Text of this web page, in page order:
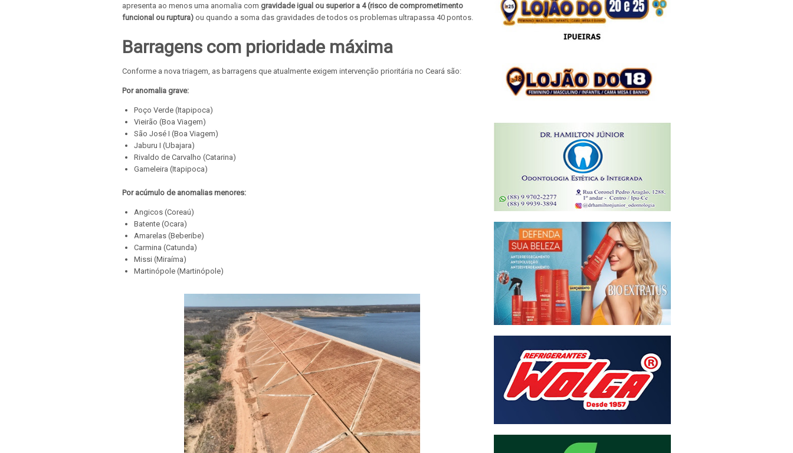
apresenta ao menos uma anomalia com gravidade igual ou superior a 4 (risco de comprometimento
funcional ou ruptura) ou quando a soma das gravidades de todos os problemas ultrapassa 40 pontos.
Barragens com prioridade máxima
Conforme a nova triagem, as barragens que atualmente exigem intervenção prioritária no Ceará são:
Por anomalia grave:
Poço Verde (Itapipoca)
Vieirão (Boa Viagem)
São José I (Boa Viagem)
Jaburu I (Ubajara)
Rivaldo de Carvalho (Catarina)
Gameleira (Itapipoca)
Por acúmulo de anomalias menores:
Angicos (Coreaú)
Batente (Ocara)
Amarelas (Beberibe)
Carmina (Catunda)
Missi (Miraíma)
Martinópole (Martinópole)